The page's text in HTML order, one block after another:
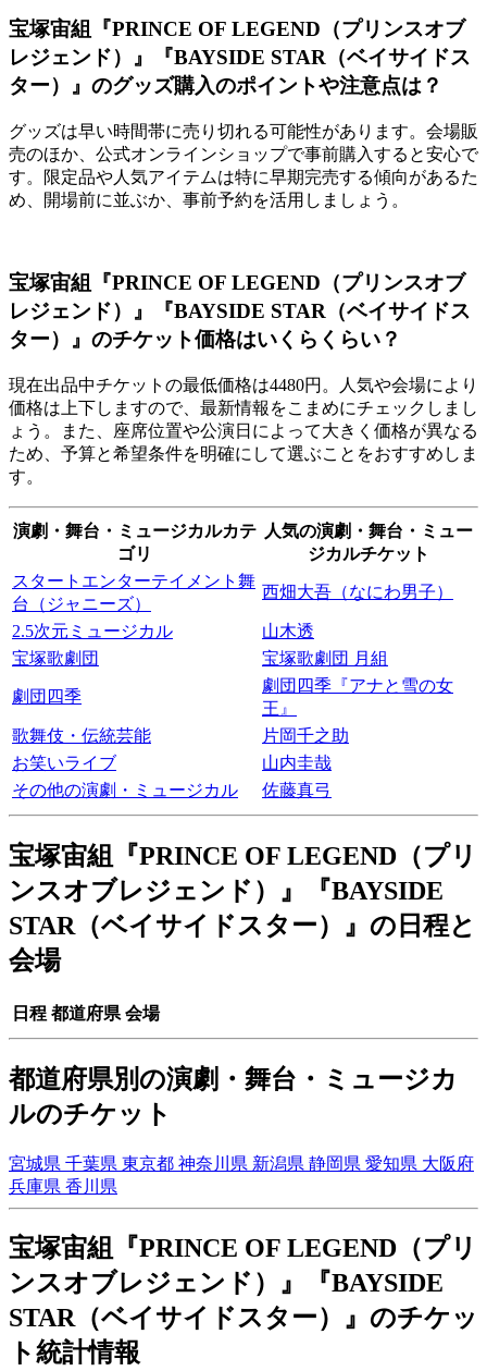
宝塚宙組『PRINCE OF LEGEND（プリンスオブ
レジェンド）』『BAYSIDE STAR（ベイサイドス
ター）』のグッズ購入のポイントや注意点は？
グッズは早い時間帯に売り切れる可能性があります。会場販
売のほか、公式オンラインショップで事前購入すると安心で
す。限定品や人気アイテムは特に早期完売する傾向があるた
め、開場前に並ぶか、事前予約を活用しましょう。
宝塚宙組『PRINCE OF LEGEND（プリンスオブ
レジェンド）』『BAYSIDE STAR（ベイサイドス
ター）』のチケット価格はいくらくらい？
現在出品中チケットの最低価格は4480円。人気や会場により
価格は上下しますので、最新情報をこまめにチェックしまし
ょう。また、座席位置や公演日によって大きく価格が異なる
ため、予算と希望条件を明確にして選ぶことをおすすめしま
す。
演劇・舞台・ミュージカルカテ
ゴリ
人気の演劇・舞台・ミュー
ジカルチケット
スタートエンターテイメント舞
台（ジャニーズ）
西畑大吾（なにわ男子）
2.5次元ミュージカル
山木透
宝塚歌劇団
宝塚歌劇団 月組
劇団四季
劇団四季『アナと雪の女
王』
歌舞伎・伝統芸能
片岡千之助
お笑いライブ
山内圭哉
その他の演劇・ミュージカル
佐藤真弓
宝塚宙組『PRINCE OF LEGEND（プリ
ンスオブレジェンド）』『BAYSIDE
STAR（ベイサイドスター）』の日程と
会場
日程 都道府県 会場
都道府県別の演劇・舞台・ミュージカ
ルのチケット
宮城県 千葉県 東京都 神奈川県 新潟県 静岡県 愛知県 大阪府
兵庫県 香川県
宝塚宙組『PRINCE OF LEGEND（プリ
ンスオブレジェンド）』『BAYSIDE
STAR（ベイサイドスター）』のチケッ
ト統計情報